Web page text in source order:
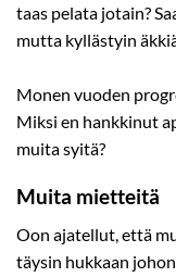
taas pelata jotain?
mutta kyllästyin
Monen vuoden
Miksi en hankkinut
muita syitä?
Muita mietteitä
Oon ajatellut, että
täysin hukkaan